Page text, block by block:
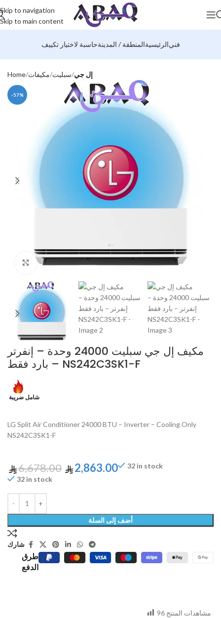
Skip to navigation
Skip to main content
حاسبة لاختيار تكييفالمنطقة / المدينةالرئيسيةفني
Home مكيفات سبليت إل جي
-57%
Click to enlarge
مكيف إل جي سبليت 24000 وحدة – إنفرتر
– بارد فقط NS242C3SK1-F
LG Split Air Conditioner 24000 BTU – Inverter – Cooling Only
NS242C3SK1-F
6,678.00 2,863.00
32 in stock
32 in stock
أضف إلى السلة
شارك
طرق
الدفع
مشاهدات المنتج 96